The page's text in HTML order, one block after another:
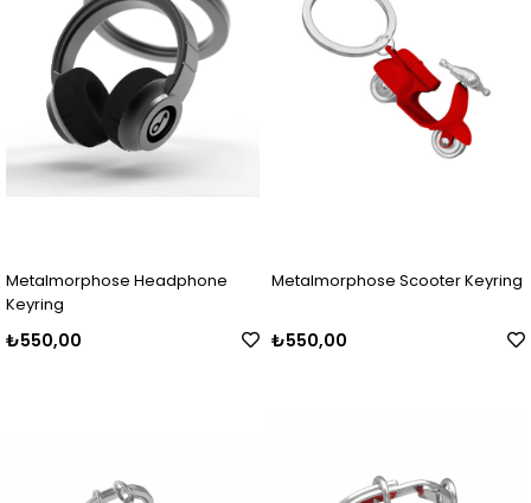
Metalmorphose Headphone
Keyring
₺550,00
Metalmorphose Scooter Keyring
₺550,00